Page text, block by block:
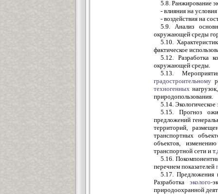
5.8. Ранжирование
- влияния на
- воздействия на
5.9. Анализ
окружающей среды
5.10.
фактическое
5.12. Разработка
окружающей среды.
5.13.
градостроительному
техногенных
природопользования.
5.14. Экологическое
5.15. Прогноз
предложений
территорий,
транспортных
объектов,
транспортной сети и т.
5.16.
перечнем показателей
5.17. Предложения
Разработка эколого-
природоохранной